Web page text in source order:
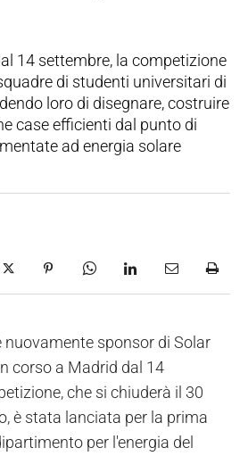
14 settembre, la competizione
di studenti universitari di
loro di disegnare, costruire
case efficienti dal punto di
ad energia solare
nuovamente sponsor di Solar
corso a Madrid dal 14
che si chiuderà il 30
è stata lanciata per la prima
per l'energia del